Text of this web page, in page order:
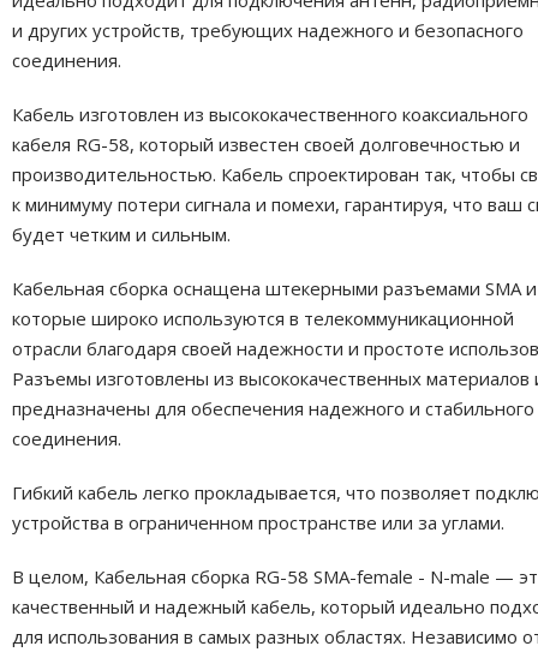
и других устройств, требующих надежного и безопасного
соединения.
Кабель изготовлен из высококачественного коаксиального
кабеля RG-58, который известен своей долговечностью и
производительностью. Кабель спроектирован так, чтобы
к минимуму потери сигнала и помехи, гарантируя, что ваш
будет четким и сильным.
Кабельная сборка оснащена штекерными разъемами SMA
которые широко используются в телекоммуникационной
отрасли благодаря своей надежности и простоте
Разъемы изготовлены из высококачественных материалов
предназначены для обеспечения надежного и стабильного
соединения.
Гибкий кабель легко прокладывается, что позволяет
устройства в ограниченном пространстве или за углами.
В целом, Кабельная сборка RG-58 SMA-female - N-male —
качественный и надежный кабель, который идеально
для использования в самых разных областях. Независимо